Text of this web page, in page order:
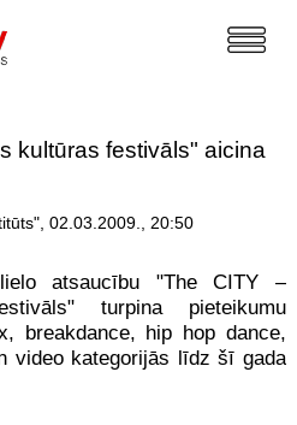
kultūras festivāls" aicina
02.03.2009., 20:50
atsaucību "The CITY –
turpina pieteikumu
breakdance, hip hop dance,
video kategorijās līdz šī gada